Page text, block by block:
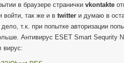
в браузере странички vkontakte
войти, так же и в twitter и думаю в
т.к. при попытке авторизации
Антивирус ESET Smart Sequrity
вирус: